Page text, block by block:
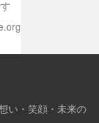
・未来の